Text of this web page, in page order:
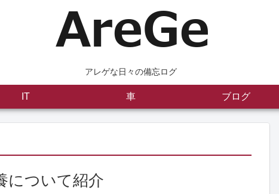
アレゲな日々の備忘ログ
IT 車 ブログ
について紹介